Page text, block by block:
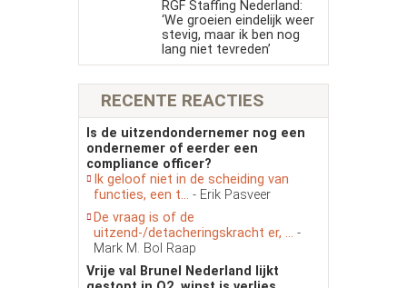
RGF Staffing Nederland:
‘We groeien eindelijk weer
stevig, maar ik ben nog
lang niet tevreden’
RECENTE REACTIES
Is de uitzendondernemer nog een
ondernemer of eerder een
compliance officer?
Ik geloof niet in de scheiding van
functies, een t... - Erik Pasveer
De vraag is of de
uitzend-/detacheringskracht er, ... -
Mark M. Bol Raap
Vrije val Brunel Nederland lijkt